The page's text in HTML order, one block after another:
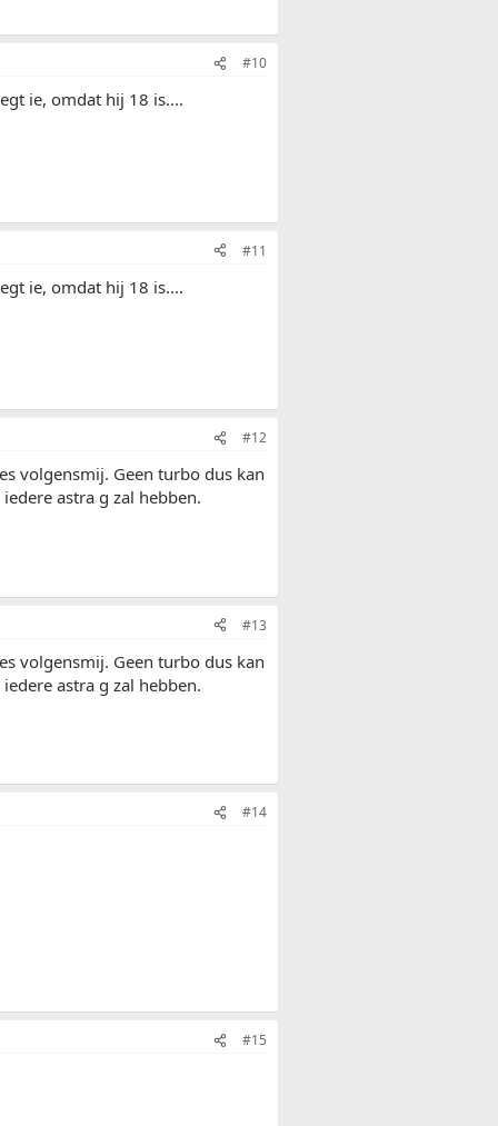
#10
ie, omdat hij 18 is....
#11
ie, omdat hij 18 is....
#12
volgensmij. Geen turbo dus kan
astra g zal hebben.
#13
volgensmij. Geen turbo dus kan
astra g zal hebben.
#14
#15